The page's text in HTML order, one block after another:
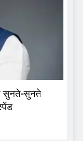
सुनते-सुनते